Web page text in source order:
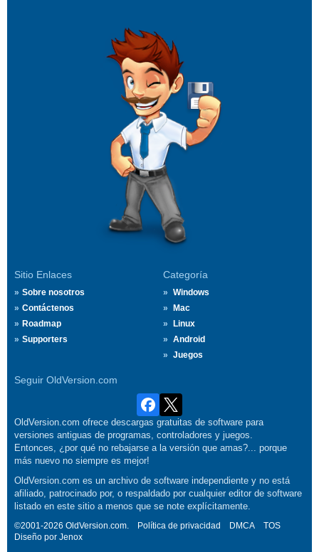
Sitio Enlaces
Sobre nosotros
Contáctenos
Roadmap
Supporters
Categoría
Windows
Mac
Linux
Android
Juegos
Seguir OldVersion.com
OldVersion.com ofrece descargas gratuitas de software para
versiones antiguas de programas, controladores y juegos.
Entonces, ¿por qué no rebajarse a la versión que amas?... porque
más nuevo no siempre es mejor!
OldVersion.com es un archivo de software independiente y no está
afiliado, patrocinado por, o respaldado por cualquier editor de software
listado en este sitio a menos que se note explícitamente.
©2001-2026 OldVersion.com. Política de privacidad DMCA
TOS
Diseño por Jenox